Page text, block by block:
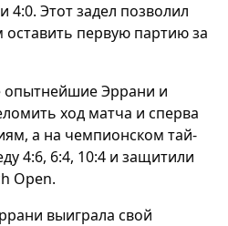
4:0. Этот задел позволил
оставить первую партию за
опытнейшие Эррани и
ход матча и сперва
а на чемпионском тай-
4:6, 6:4, 10:4 и защитили
Open.
выиграла свой